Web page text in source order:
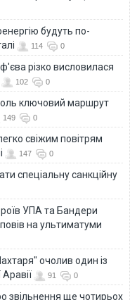
будуть по-
114 0
різко висловилася
102 0
ключовий маршрут
149 0
свіжим повітрям
147 0
спеціальну санкційну
УПА та Бандери
на ультиматуми
очолив один із
91 0
звільнення ще чотирьох